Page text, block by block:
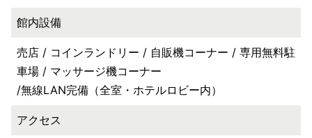
館内設備
売店 / コインランドリー / 自販機コーナー / 専用無料駐
車場 / マッサージ機コーナー
/無線LAN完備（全室・ホテルロビー内）
アクセス